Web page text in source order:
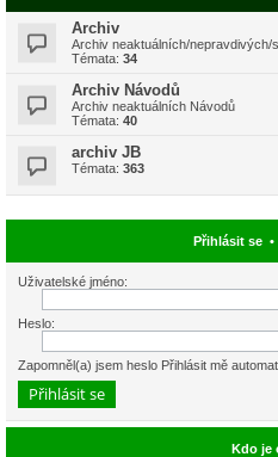
Archiv
Archiv neaktuálních/
Témata: 34
Archiv Návodů
Archiv neaktuálních Návodů
Témata: 40
archiv JB
Témata: 363
Přihlásit se•
Uživatelské jméno:
Heslo:
Zapomněl(a) jsem heslo Přihlásit mě
Kdo je